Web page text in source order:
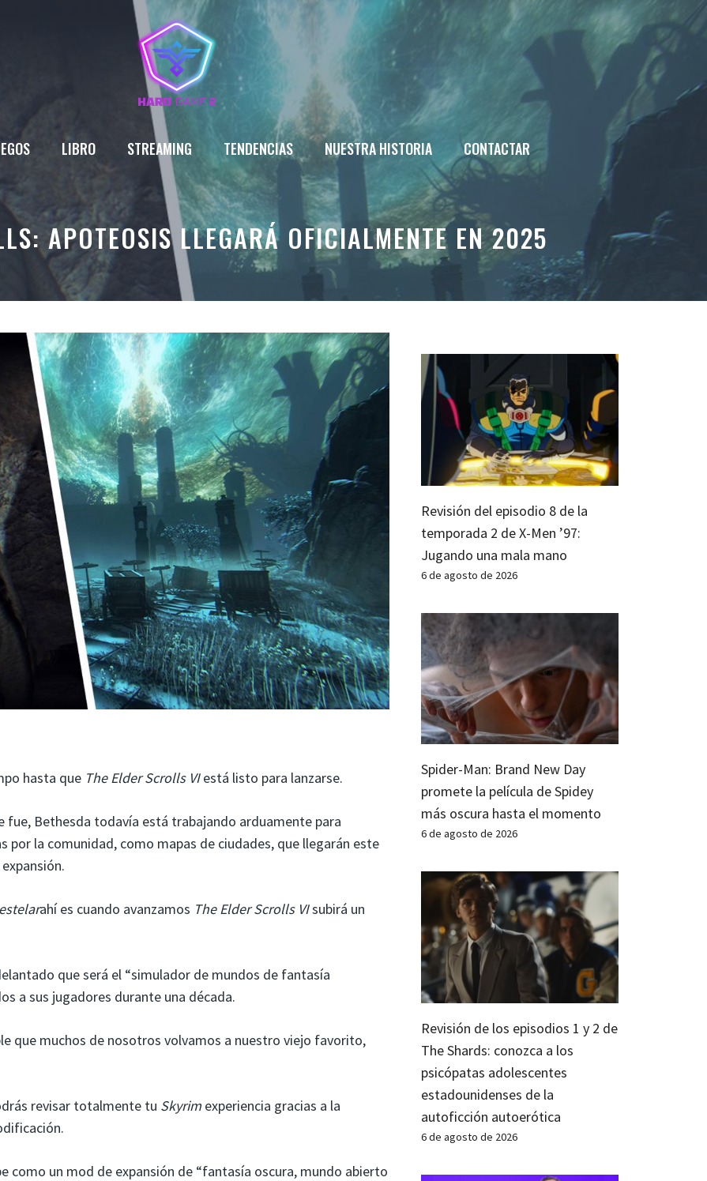
LIBRO STREAMING TENDENCIAS NUESTRA HISTORIA CONTACTAR
APOTEOSIS LLEGARÁ OFICIALMENTE EN 2025
hasta que The Elder Scrolls VIestá listo para lanzarse.
fue, Bethesda todavía está trabajando arduamente para
por la comunidad, como mapas de ciudades, que llegarán este
expansión.
ahí es cuando avanzamos The Elder Scrolls VIsubirá un
que será el “simulador de mundos de fantasía
a sus jugadores durante una década.
que muchos de nosotros volvamos a nuestro viejo favorito,
revisar totalmente tu Skyrim experiencia gracias a la
como un mod de expansión de “fantasía oscura, mundo abierto
Revisión del episodio 8 de la
temporada 2 de X-Men ’97:
Jugando una mala mano
6 de agosto de 2026
Spider-Man: Brand New Day
promete la película de Spidey
más oscura hasta el momento
6 de agosto de 2026
Revisión de los episodios 1 y 2 de
The Shards: conozca a los
psicópatas adolescentes
estadounidenses de la
autoficción autoerótica
6 de agosto de 2026